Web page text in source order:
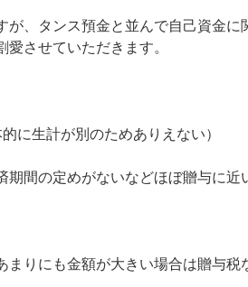
が、タンス預金と並んで自己資金
させていただきます。
に生計が別のためありえない）
間の定めがないなどほぼ贈与に近
りにも金額が大きい場合は贈与税